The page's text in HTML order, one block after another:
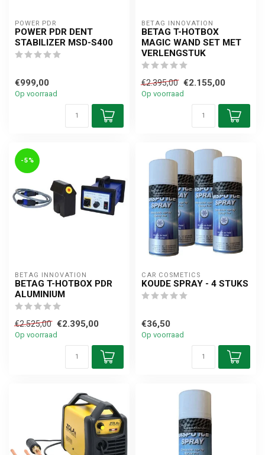
POWER PDR
POWER PDR DENT
STABILIZER MSD-S400
€999,00
Op voorraad
BETAG INNOVATION
BETAG T-HOTBOX
MAGIC WAND SET MET
VERLENGSTUK
€2.395,00 €2.155,00
Op voorraad
-5%
BETAG INNOVATION
BETAG T-HOTBOX PDR
ALUMINIUM
€2.525,00 €2.395,00
Op voorraad
CAR COSMETICS
KOUDE SPRAY - 4 STUKS
€36,50
Op voorraad